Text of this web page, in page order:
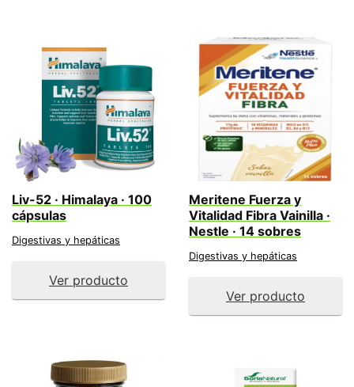
Liv-52 · Himalaya · 100
cápsulas
Digestivas y hepáticas
Ver producto
Meritene Fuerza y
Vitalidad Fibra Vainilla ·
Nestle · 14 sobres
Digestivas y hepáticas
Ver producto